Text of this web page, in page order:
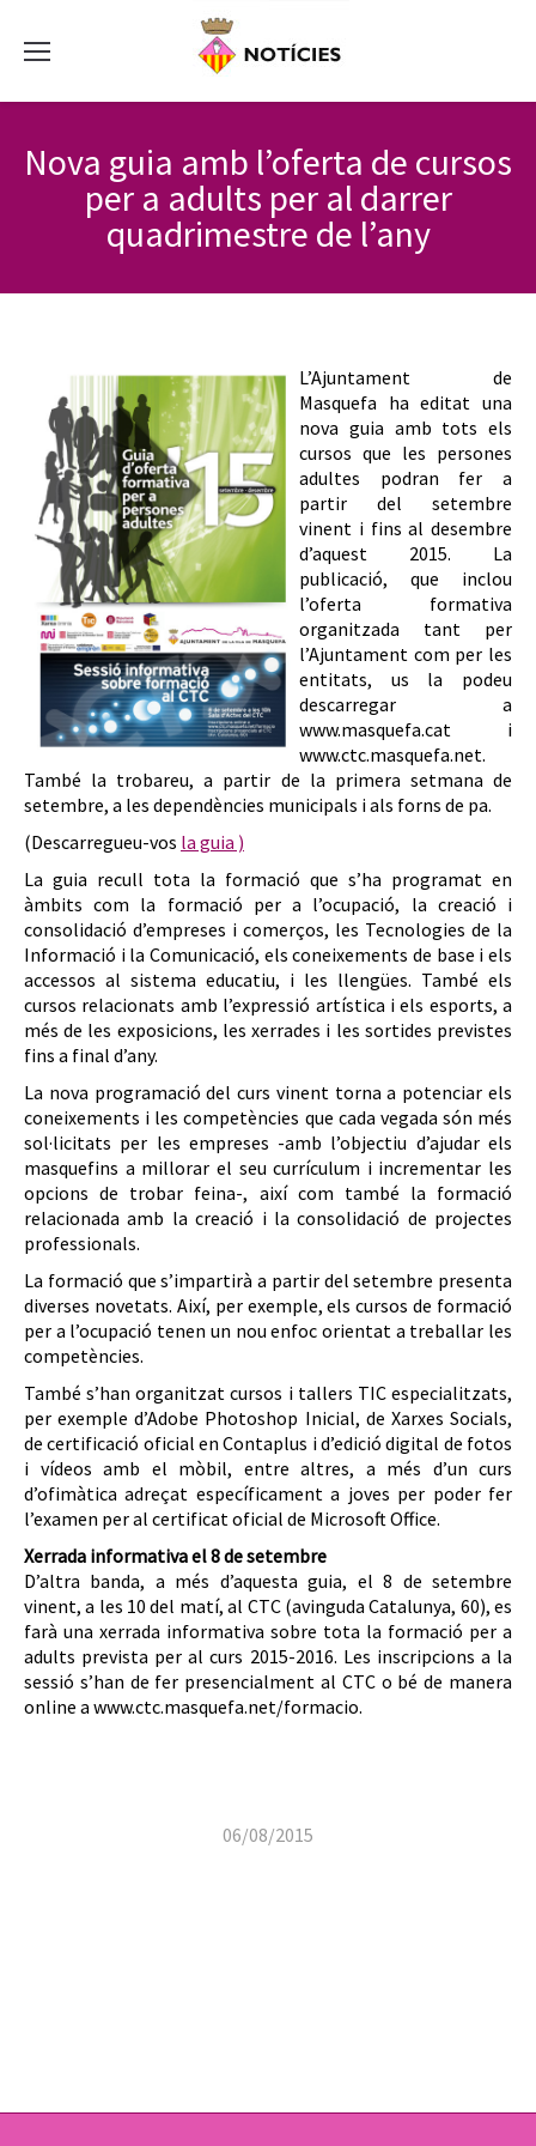
Nova guia amb l’oferta de cursos
per a adults per al darrer
quadrimestre de l’any
L’Ajuntament de
Masquefa ha editat una
nova guia amb tots els
cursos que les persones
adultes podran fer a
partir del setembre
vinent i fins al desembre
d’aquest 2015. La
publicació, que inclou
l’oferta formativa
organitzada tant per
l’Ajuntament com per les
entitats, us la podeu
descarregar a
www.masquefa.cat i
www.ctc.masquefa.net.
També la trobareu, a partir de la primera setmana de
setembre, a les dependències municipals i als forns de pa.
(Descarregueu-vos la guia )
La guia recull tota la formació que s’ha programat en
àmbits com la formació per a l’ocupació, la creació i
consolidació d’empreses i comerços, les Tecnologies de la
Informació i la Comunicació, els coneixements de base i els
accessos al sistema educatiu, i les llengües. També els
cursos relacionats amb l’expressió artística i els esports, a
més de les exposicions, les xerrades i les sortides previstes
fins a final d’any.
La nova programació del curs vinent torna a potenciar els
coneixements i les competències que cada vegada són més
sol·licitats per les empreses -amb l’objectiu d’ajudar els
masquefins a millorar el seu currículum i incrementar les
opcions de trobar feina-, així com també la formació
relacionada amb la creació i la consolidació de projectes
professionals.
La formació que s’impartirà a partir del setembre presenta
diverses novetats. Així, per exemple, els cursos de formació
per a l’ocupació tenen un nou enfoc orientat a treballar les
competències.
També s’han organitzat cursos i tallers TIC especialitzats,
per exemple d’Adobe Photoshop Inicial, de Xarxes Socials,
de certificació oficial en Contaplus i d’edició digital de fotos
i vídeos amb el mòbil, entre altres, a més d’un curs
d’ofimàtica adreçat específicament a joves per poder fer
l’examen per al certificat oficial de Microsoft Office.
Xerrada informativa el 8 de setembre
D’altra banda, a més d’aquesta guia, el 8 de setembre
vinent, a les 10 del matí, al CTC (avinguda Catalunya, 60), es
farà una xerrada informativa sobre tota la formació per a
adults prevista per al curs 2015-2016. Les inscripcions a la
sessió s’han de fer presencialment al CTC o bé de manera
online a www.ctc.masquefa.net/formacio.
06/08/2015